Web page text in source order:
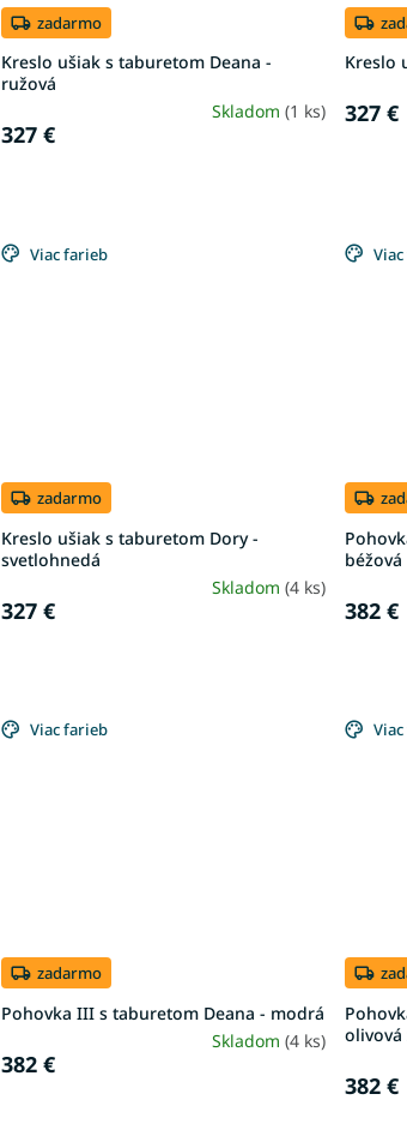
zadarmo
Kreslo ušiak s taburetom Deana -
ružová
Skladom (1 ks)
327 €
Kreslo
327 €
Viac farieb
zadarmo
Kreslo ušiak s taburetom Dory -
svetlohnedá
Skladom (4 ks)
327 €
béžová
382 €
Viac farieb
zadarmo
Pohovka III s taburetom Deana - modrá
Skladom (4 ks)
382 €
olivová
382 €